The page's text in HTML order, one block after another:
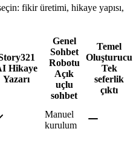
fikir üretimi, hikaye yapısı,
Hikaye
Yazarı
Genel
Sohbet
Robotu
Açık
uçlu
sohbet
Temel
Oluşturucu
Tek
seferlik
çıktı
Manuel
kurulum